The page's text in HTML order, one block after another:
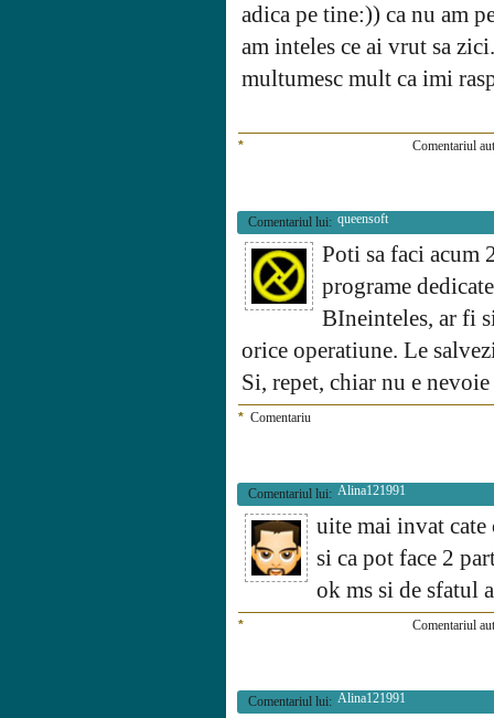
adica pe tine:)) ca nu am
am inteles ce ai vrut sa
multumesc mult ca imi
* Comentariul
Comentariul lui: queensoft
Poti sa faci acum
programe
BIneinteles, ar fi
orice operatiune. Le
Si, repet, chiar nu e
* Comentariu
Comentariul lui: Alina121991
uite mai invat cate
si ca pot face 2
ok ms si de sfatul
* Comentariul
Comentariul lui: Alina121991